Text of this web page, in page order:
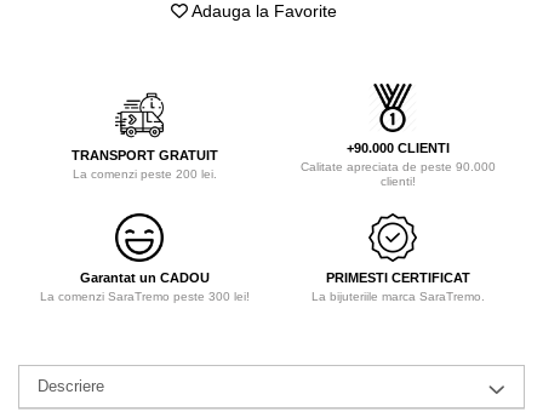
Adauga la Favorite
TRANSPORT GRATUIT
La comenzi peste 200 lei.
+90.000 CLIENTI
Calitate apreciata de peste 90.000
clienti!
Garantat un CADOU
La comenzi SaraTremo peste 300 lei!
PRIMESTI CERTIFICAT
La bijuteriile marca SaraTremo.
Descriere